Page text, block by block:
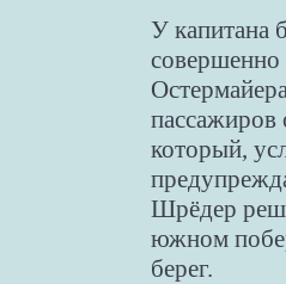
У капитана
совершенно
который,
Шрёдер
южном
берег.